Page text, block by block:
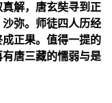
解，唐玄奘寻到正
弥。师徒四人历经
正果。值得一提的
唐三藏的懦弱与是